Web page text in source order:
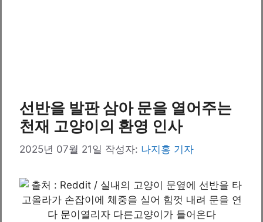
선반을 발판 삼아 문을 열어주는
천재 고양이의 환영 인사
2025년 07월 21일 작성자: 나지홍 기자